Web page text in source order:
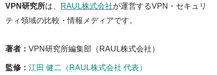
VPN研究所は、 RAUL株式会社が運営するVPN・セキュリ
ティ領域の比較・情報メディアです。
著者：VPN研究所編集部（RAUL株式会社）
監修：江田 健二（RAUL株式会社 代表）